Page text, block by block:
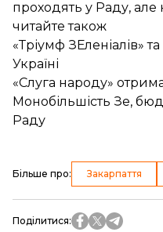
проходять у Раду,
читайте також
«Тріумф ЗЕленіалів»
Україні
«Слуга народу»
Монобільшість Зе,
Раду
Більше про: Закарпаття
Поділитися: